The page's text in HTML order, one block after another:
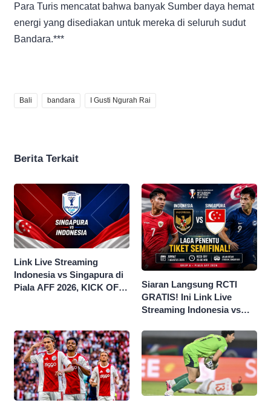
Para Turis mencatat bahwa banyak Sumber daya hemat
energi yang disediakan untuk mereka di seluruh sudut
Bandara.***
Bali bandara I Gusti Ngurah Rai
Berita Terkait
Link Live Streaming
Indonesia vs Singapura di
Piala AFF 2026, KICK OFF
Siaran Langsung RCTI
GRATIS! Ini Link Live
Streaming Indonesia vs
2026